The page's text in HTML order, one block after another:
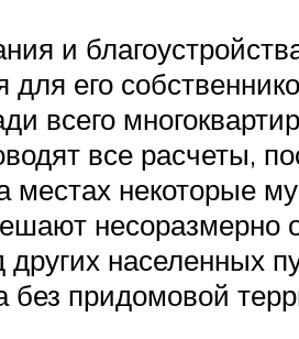
и
для его
всего
все расчеты,
некоторые
населенных
без придомовой